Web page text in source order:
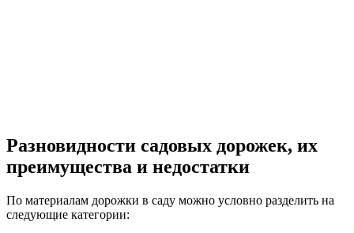
Разновидности садовых дорожек, их
преимущества и недостатки
По материалам дорожки в саду можно условно разделить на
следующие категории: